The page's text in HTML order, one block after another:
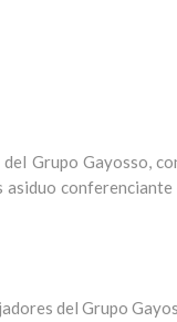
Grupo Gayosso,
del Grupo